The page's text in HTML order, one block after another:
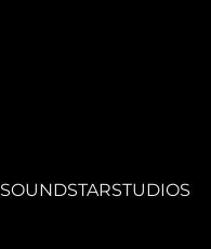
SOUNDSTARSTUDIOS